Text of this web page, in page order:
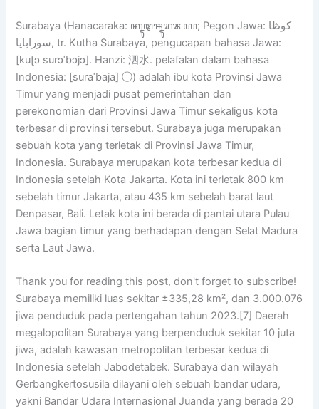
Surabaya (Hanacaraka: ꦏꦹꦛꦯꦹꦫꦨꦪ; Pegon Jawa: كوڟا
سورابايا, tr. Kutha Surabaya, pengucapan bahasa Jawa:
[kuʈɔ surɔˈbɔjɔ]. Hanzi: 泗水. pelafalan dalam bahasa
Indonesia: [suraˈbaja] ⓘ) adalah ibu kota Provinsi Jawa
Timur yang menjadi pusat pemerintahan dan
perekonomian dari Provinsi Jawa Timur sekaligus kota
terbesar di provinsi tersebut. Surabaya juga merupakan
sebuah kota yang terletak di Provinsi Jawa Timur,
Indonesia. Surabaya merupakan kota terbesar kedua di
Indonesia setelah Kota Jakarta. Kota ini terletak 800 km
sebelah timur Jakarta, atau 435 km sebelah barat laut
Denpasar, Bali. Letak kota ini berada di pantai utara Pulau
Jawa bagian timur yang berhadapan dengan Selat Madura
serta Laut Jawa.
Thank you for reading this post, don't forget to subscribe!
Surabaya memiliki luas sekitar ±335,28 km², dan 3.000.076
jiwa penduduk pada pertengahan tahun 2023.[7] Daerah
megalopolitan Surabaya yang berpenduduk sekitar 10 juta
jiwa, adalah kawasan metropolitan terbesar kedua di
Indonesia setelah Jabodetabek. Surabaya dan wilayah
Gerbangkertosusila dilayani oleh sebuah bandar udara,
yakni Bandar Udara Internasional Juanda yang berada 20